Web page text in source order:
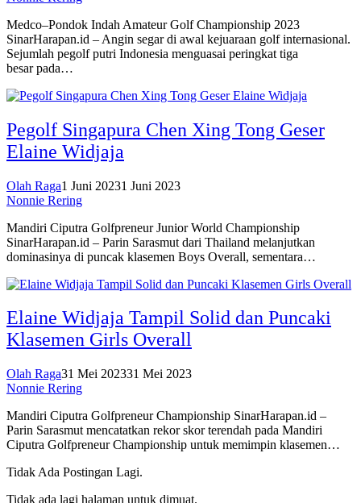
Medco–Pondok Indah Amateur Golf Championship 2023
SinarHarapan.id – Angin segar di awal kejuaraan golf internasional.
Sejumlah pegolf putri Indonesia menguasai peringkat tiga
besar pada…
Pegolf Singapura Chen Xing Tong Geser
Elaine Widjaja
Olah Raga1 Juni 20231 Juni 2023
Nonnie Rering
Mandiri Ciputra Golfpreneur Junior World Championship
SinarHarapan.id – Parin Sarasmut dari Thailand melanjutkan
dominasinya di puncak klasemen Boys Overall, sementara…
Elaine Widjaja Tampil Solid dan Puncaki
Klasemen Girls Overall
Olah Raga31 Mei 202331 Mei 2023
Nonnie Rering
Mandiri Ciputra Golfpreneur Championship SinarHarapan.id –
Parin Sarasmut mencatatkan rekor skor terendah pada Mandiri
Ciputra Golfpreneur Championship untuk memimpin klasemen…
Tidak Ada Postingan Lagi.
Tidak ada lagi halaman untuk dimuat.